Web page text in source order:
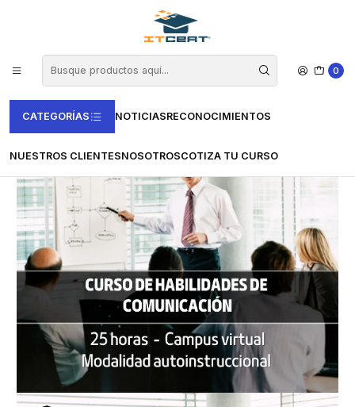
0
CATEGORÍAS NOTICIASRECONOCIMIENTOS
NUESTROS CLIENTESNOSOTROSCOTIZA TU CURSO
Vertice Soft Skills
Curso De Habilidades de comunicación (25 horas)